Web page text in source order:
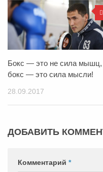
Бокс — это не сила мышц,
бокс — это сила мысли!
28.09.2017
ДОБАВИТЬ
Комментарий *